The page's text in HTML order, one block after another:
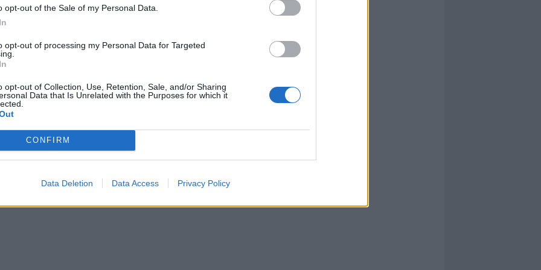
opt-out of the Sale of my Personal Data.
opt-out of processing my Personal Data for Targeted
opt-out of Collection, Use, Retention, Sale, and/or Sharing
Data that Is Unrelated with the Purposes for which it
CONFIRM
Data Deletion Data Access Privacy Policy
ha scritto su Facebook la Meloni. Che
post ha messo nel mirino anche il
e inseguito gli italiani con i droni per
a migliaia di immigrati clandestini di